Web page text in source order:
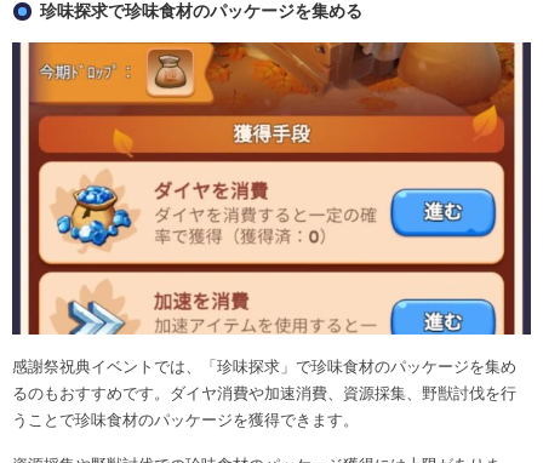
珍味探求で珍味食材のパッケージを集める
感謝祭祝典イベントでは、「珍味探求」で珍味食材のパッケージを集め
るのもおすすめです。ダイヤ消費や加速消費、資源採集、野獣討伐を行
うことで珍味食材のパッケージを獲得できます。